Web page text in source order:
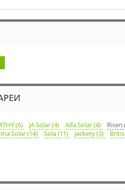
(6) JA Solar (4) Alfa.Solar (4) Risen
Solar (14) Sola (11) Jackery (3)